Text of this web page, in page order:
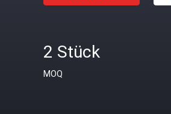
2 Stück
MOQ